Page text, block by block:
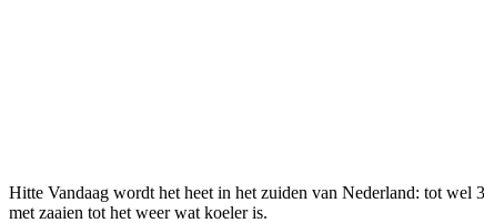
Hitte Vandaag wordt het heet in het zuiden van Nederland: tot
met zaaien tot het weer wat koeler is.